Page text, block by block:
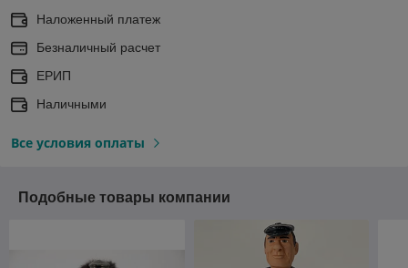
Наложенный платеж
Безналичный расчет
ЕРИП
Наличными
Все условия оплаты
Подобные товары компании